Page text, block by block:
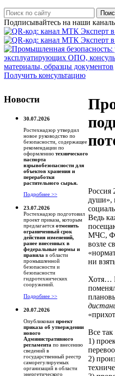
Подписывайтесь на наши
Получить консультацию
Новости
30.07.2026
Ростехнадзор утвердил
новое руководство по
безопасности, содержащее
рекомендации по
оформлению технического
паспорта
взрывобезопасности для
объектов хранения и
переработки
растительного сырья.
Подробнее >>
23.07.2026
Ростехнадзор подготовил
проект приказа, которым
предлагается отменить
ограниченный срок
действия изменений,
ранее внесенных в
федеральные нормы и
правила в области
промышленной
безопасности и
безопасности
гидротехнических
сооружений.
Подробнее >>
20.07.2026
Опубликован проект
приказа об утверждении
нового
Административного
регламента по внесению
сведений в
государственный реестр
саморегулируемых
организаций в области
энергетического
Россия
души»,
Ведь
МЧС,
возле
ни
Хотя…
Все
1)
2)